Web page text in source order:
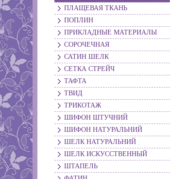
ПЛАЩЕВАЯ ТКАНЬ
ПОПЛИН
ПРИКЛАДНЫЕ МАТЕРИАЛЫ
СОРОЧЕЧНАЯ
САТИН ШЕЛК
СЕТКА СТРЕЙЧ
ТАФТА
ТВИД
ТРИКОТАЖ
ШИФОН ШТУЧНИЙ
ШИФОН НАТУРАЛЬНИЙ
ШЕЛК НАТУРАЛЬНИЙ
ШЕЛК ИСКУССТВЕННЫЙ
ШТАПЕЛЬ